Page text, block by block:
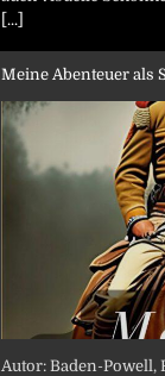
[...]
Meine Abenteuer als
Autor: Baden-Powell,